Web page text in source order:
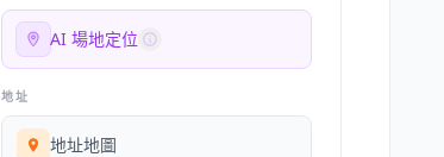
AI 場地定位
地址
地址地圖